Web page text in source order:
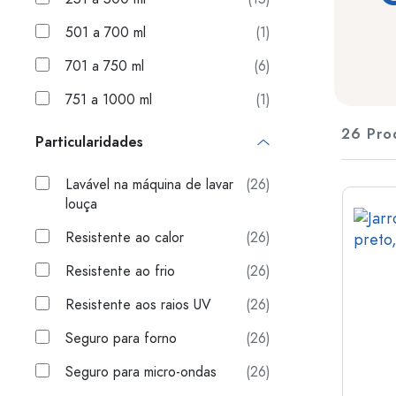
Tampas e Fechos
Acessórios
Marca
Venda
Novidades
Garrafas por uso
Garrafas para azeite e
Garrafas de cerveja
Frascos de medicamentos
Garrafas por forma
Garrafas farmacêuticas
Garrafas com pega
Garrafas de gargalo
Garrafas com bordas
Garrafas por material
501 a 700 ml
(1)
701 a 750 ml
(6)
751 a 1000 ml
(1)
Particularidades
Lavável na máquina de lavar
louça
(26)
Resistente ao calor
(26)
Resistente ao frio
(26)
Resistente aos raios UV
(26)
Seguro para forno
(26)
Seguro para micro-ondas
(26)
26